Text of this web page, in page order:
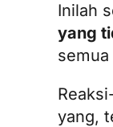
Inilah
yang
yang,